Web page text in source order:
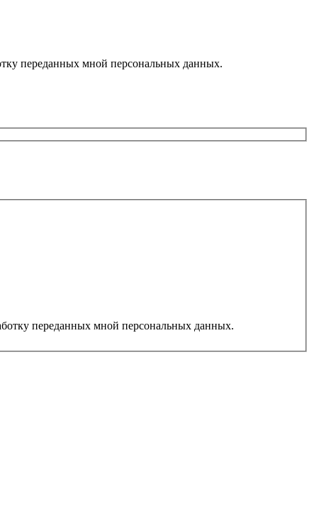
переданных мной персональных данных.
переданных мной персональных данных.